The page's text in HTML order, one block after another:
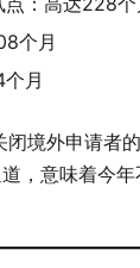
个月
月
闭境外申请者
道，意味着今